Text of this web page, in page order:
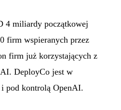
4 miliardy początkowej
firm wspieranych przez
firm już korzystających z
DeployCo jest w
i pod kontrolą OpenAI.